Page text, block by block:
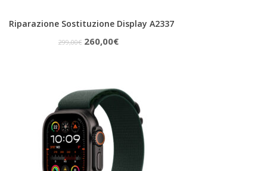
Riparazione Sostituzione Display A2337
299,00€ Il
era:
299,00€.
260,00€Il
è:
260,00€.